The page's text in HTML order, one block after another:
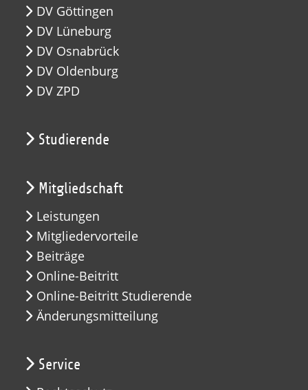
DV Göttingen
DV Lüneburg
DV Osnabrück
DV Oldenburg
DV ZPD
Studierende
Mitgliedschaft
Leistungen
Mitgliedervorteile
Beiträge
Online-Beitritt
Online-Beitritt Studierende
Änderungsmitteilung
Service